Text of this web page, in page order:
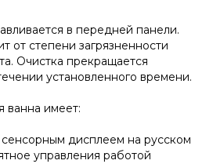
в передней панели.
от степени загрязненности
Очистка прекращается
установленного времени.
ванна имеет:
дисплеем на русском
управления работой